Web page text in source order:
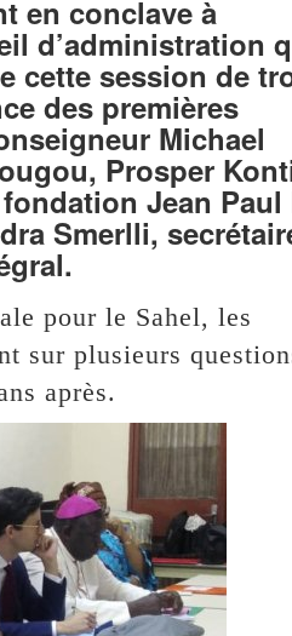
en conclave à
d’administration
cette session de
des premières
Michael
Prosper
Jean Paul
Smerlli,
pour le Sahel, les
sur plusieurs
après.